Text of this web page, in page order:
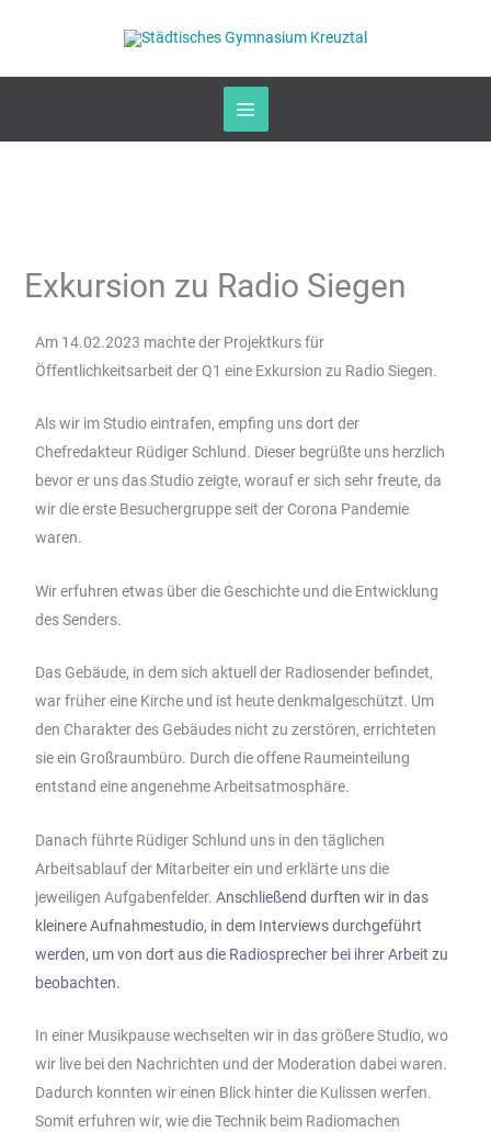
Exkursion zu Radio Siegen
Am 14.02.2023 machte der Projektkurs für
Öffentlichkeitsarbeit der Q1 eine Exkursion zu Radio Siegen.
Als wir im Studio eintrafen, empfing uns dort der
Chefredakteur Rüdiger Schlund. Dieser begrüßte uns herzlich
bevor er uns das Studio zeigte, worauf er sich sehr freute, da
wir die erste Besuchergruppe seit der Corona Pandemie
waren.
Wir erfuhren etwas über die Geschichte und die Entwicklung
des Senders.
Das Gebäude, in dem sich aktuell der Radiosender befindet,
war früher eine Kirche und ist heute denkmalgeschützt. Um
den Charakter des Gebäudes nicht zu zerstören, errichteten
sie ein Großraumbüro. Durch die offene Raumeinteilung
entstand eine angenehme Arbeitsatmosphäre.
Danach führte Rüdiger Schlund uns in den täglichen
Arbeitsablauf der Mitarbeiter ein und erklärte uns die
jeweiligen Aufgabenfelder. Anschließend durften wir in das
kleinere Aufnahmestudio, in dem Interviews durchgeführt
werden, um von dort aus die Radiosprecher bei ihrer Arbeit zu
beobachten.
In einer Musikpause wechselten wir in das größere Studio, wo
wir live bei den Nachrichten und der Moderation dabei waren.
Dadurch konnten wir einen Blick hinter die Kulissen werfen.
Somit erfuhren wir, wie die Technik beim Radiomachen